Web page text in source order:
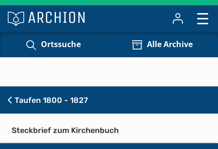
Ortssuche Alle Archive
Taufen 1800 - 1827
Steckbrief zum Kirchenbuch